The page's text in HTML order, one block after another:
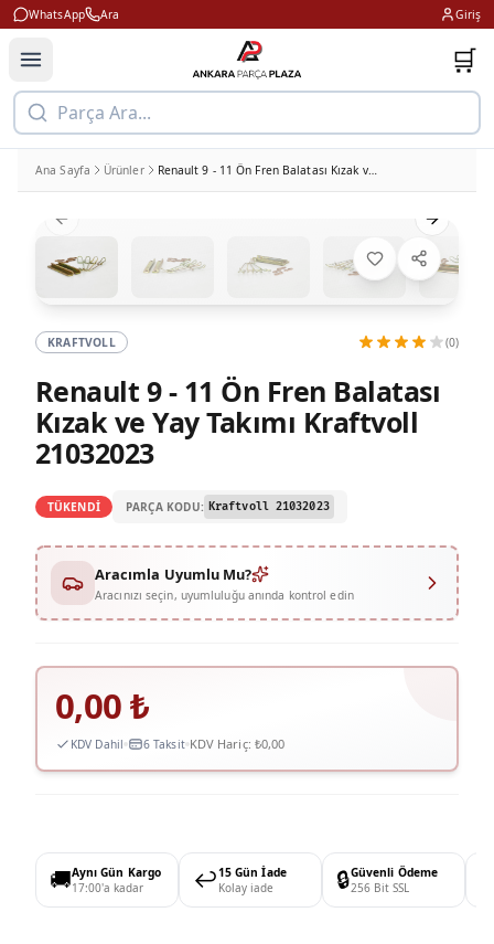
WhatsApp Ara Giriş
🛒
Parça Ara...
Ana Sayfa Ürünler Renault 9 - 11 Ön Fren Balatası Kızak ve Yay Takımı Kraftvoll 21032023
Previous slide Next
KRAFTVOLL (0)
Renault 9 - 11 Ön Fren Balatası
Kızak ve Yay Takımı Kraftvoll
21032023
TÜKENDİ PARÇA KODU: Kraftvoll 21032023
Aracımla Uyumlu Mu?
Aracınızı seçin, uyumluluğu anında kontrol edin
0,00₺
KDV Dahil 6 Taksit KDV Hariç: ₺0,00
🚚Aynı Gün Kargo
17:00'a kadar
↩️15 Gün İade
Kolay iade
🔒Güvenli Ödeme
256 Bit SSL